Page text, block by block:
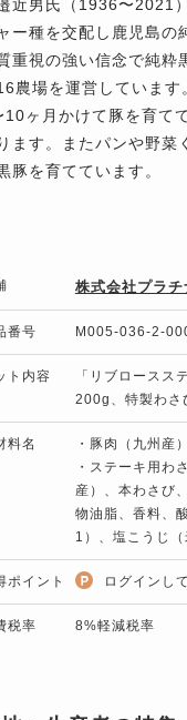
近男氏（1936〜2021
ー種を交配し鹿児島の
重視の強い信念で純粋
農場を運営していま
10ヶ月かけて豚を育て
ます。またパンや野菜
豚を育てています。
株式会社プラチ
番号 M005-036-2-
ト内容
「リブロースス
200g、特製わさ
料名
・豚肉（九州産）
・ステーキ用わ
産）、本わさび
物油脂、香料、
1）、塩こうじ（
ポイント ログインし
税率 8%軽減税率